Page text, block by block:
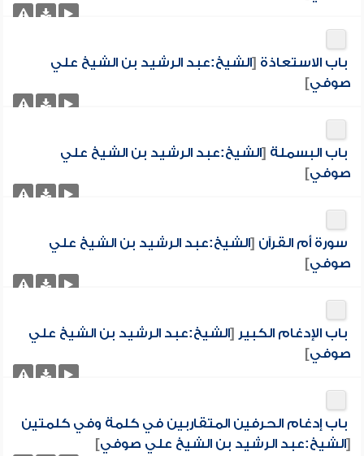
باب الاستعاذة [الشيخ:عبد الرشيد بن الشيخ علي
صوفي]
باب البسملة [الشيخ:عبد الرشيد بن الشيخ علي
صوفي]
سورة أم القرآن [الشيخ:عبد الرشيد بن الشيخ علي
صوفي]
باب الإدغام الكبير [الشيخ:عبد الرشيد بن الشيخ علي
صوفي]
باب إدغام الحرفين المتقاربين في كلمة وفي كلمتين
[الشيخ:عبد الرشيد بن الشيخ علي صوفي]